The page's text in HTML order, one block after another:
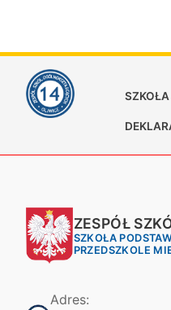
SZKOŁA
ZESPÓŁ
SZKOŁA
PRZEDSZKOLE
Adres: